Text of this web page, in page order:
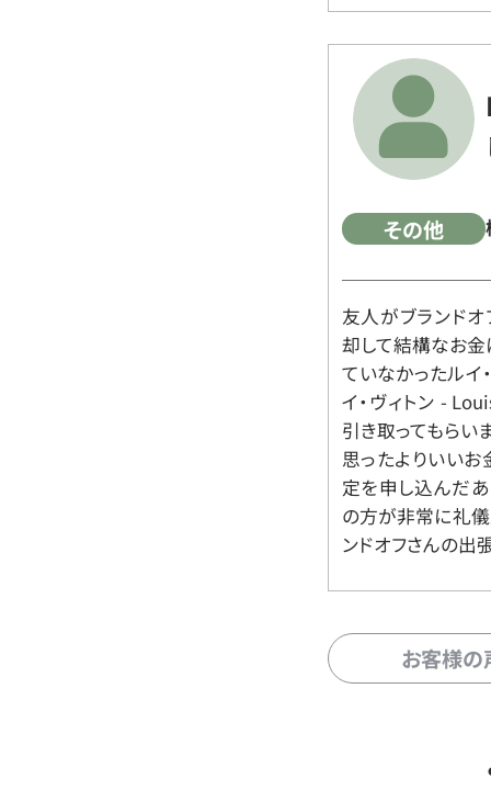
その他
友人がブランド
却して結構なお金
ていなかったルイ
イ・ヴィトン -
引き取ってもらい
思ったよりいいお
定を申し込んだ
の方が非常に礼儀
ンドオフさんの出
お客様